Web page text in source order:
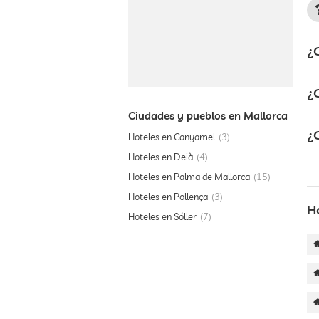
Ciudades y pueblos en Mallorca
Hoteles en Canyamel
3
Hoteles en Deià 4
Hoteles en Palma de Mallorca
15
Hoteles en Pollença
3
Hoteles en Sóller
7